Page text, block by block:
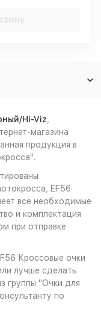
Hi-Viz
магазина
продукция в
EF56
все необходимые
и комплектация
при отправке
Кроссовые очки
лучше сделать
группы "Очки для
по